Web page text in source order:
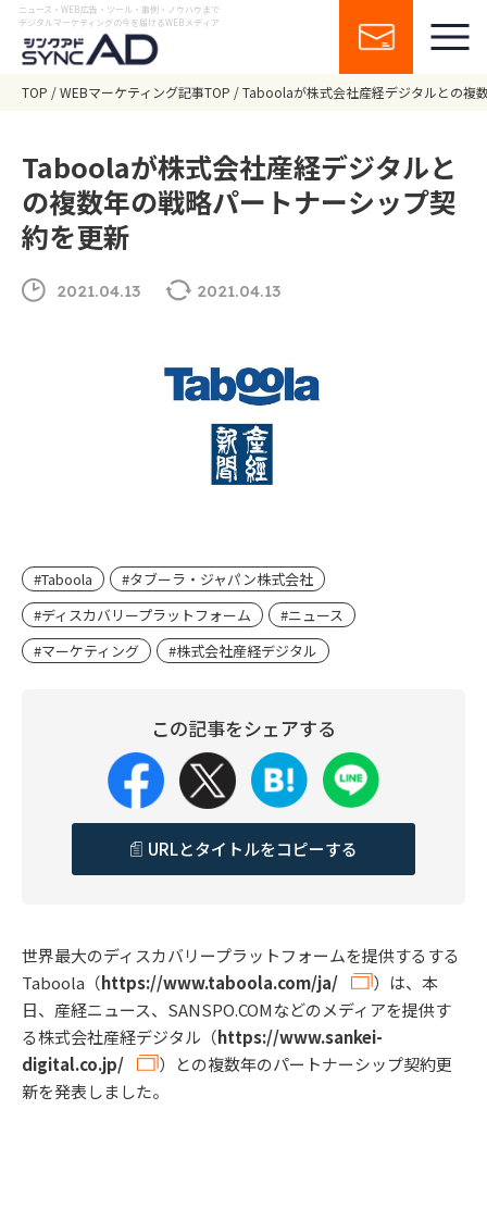
ニュース・WEB広告・ツール・事例・ノウハウまで
デジタルマーケティングの今を届けるWEBメディア
TOP WEBマーケティング記事TOP Taboolaが株式会社産経デジタルとの複
Taboolaが株式会社産経デジタルと
の複数年の戦略パートナーシップ契
約を更新
2021.04.13 2021.04.13
#Taboola
#タブーラ・ジャパン株式会社
#ディスカバリープラットフォーム
#ニュース
#マーケティング
#株式会社産経デジタル
この記事をシェアする
URLとタイトルをコピーする
世界最大のディスカバリープラットフォームを提供するする
Taboola（https://www.taboola.com/ja/
）は、本
日、産経ニュース、SANSPO.COMなどのメディアを提供す
る株式会社産経デジタル（https://www.sankei-
digital.co.jp/
）との複数年のパートナーシップ契約更
新を発表しました。